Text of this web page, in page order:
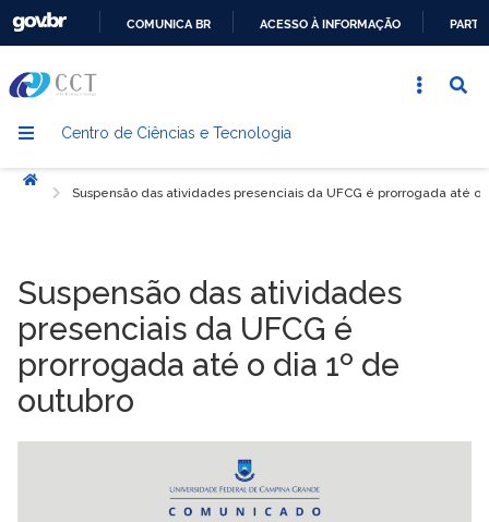
CONTEÚDO
COMUNICA BR ACESSO À INFORMAÇÃO
Centro de Ciências e Tecnologia
Início
Suspensão das atividades presenciais da UFCG é prorrogada até o
Suspensão das atividades
presenciais da UFCG é
prorrogada até o dia 1º de
outubro